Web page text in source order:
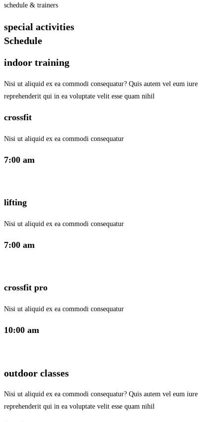
schedule & trainers
special activities
Schedule
indoor training
Nisi ut aliquid ex ea commodi consequatur? Quis autem vel eum iure
reprehenderit qui in ea voluptate velit esse quam nihil
crossfit
Nisi ut aliquid ex ea commodi consequatur
7:00 am
lifting
Nisi ut aliquid ex ea commodi consequatur
7:00 am
crossfit pro
Nisi ut aliquid ex ea commodi consequatur
10:00 am
outdoor classes
Nisi ut aliquid ex ea commodi consequatur? Quis autem vel eum iure
reprehenderit qui in ea voluptate velit esse quam nihil